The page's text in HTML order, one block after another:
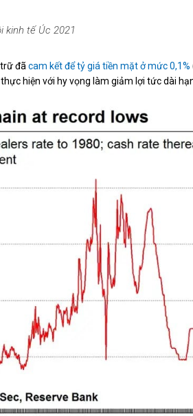
kinh tế Úc 2021
đãcam kết để tỷ giá tiền mặt ở mức 0,1%
hiện với hy vọng làm giảm lợi tức dài